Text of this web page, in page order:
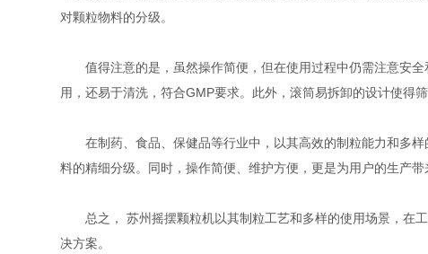
对颗粒物料的分级。
值得注意的是，虽然操作简便，但在使用过程中仍需注意安全
用，还易于清洗，符合GMP要求。此外，滚筒易拆卸的设计使得
在制药、食品、保健品等行业中，以其高效的制粒能力和多样
料的精细分级。同时，操作简便、维护方便，更是为用户的生产带
总之， 苏州摇摆颗粒机以其制粒工艺和多样的使用场景，在工
决方案。